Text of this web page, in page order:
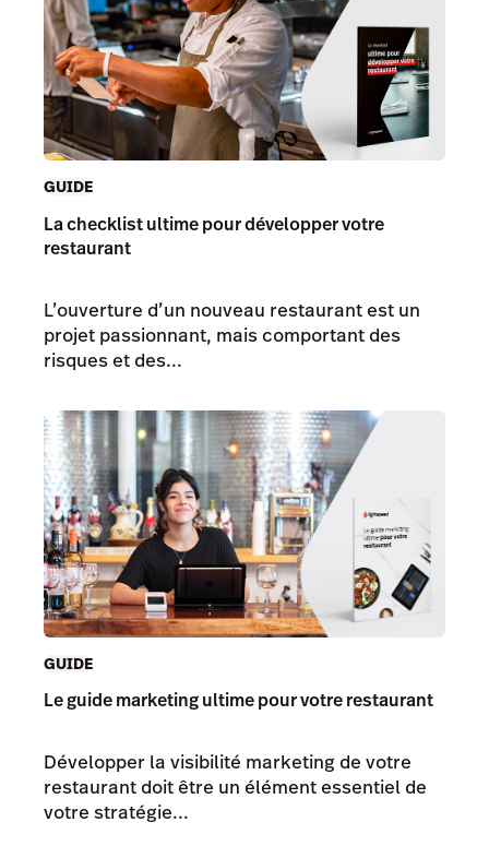
GUIDE
La checklist ultime pour développer votre
restaurant
L’ouverture d’un nouveau restaurant est un
projet passionnant, mais comportant des
risques et des...
GUIDE
Le guide marketing ultime pour votre restaurant
Développer la visibilité marketing de votre
restaurant doit être un élément essentiel de
votre stratégie...